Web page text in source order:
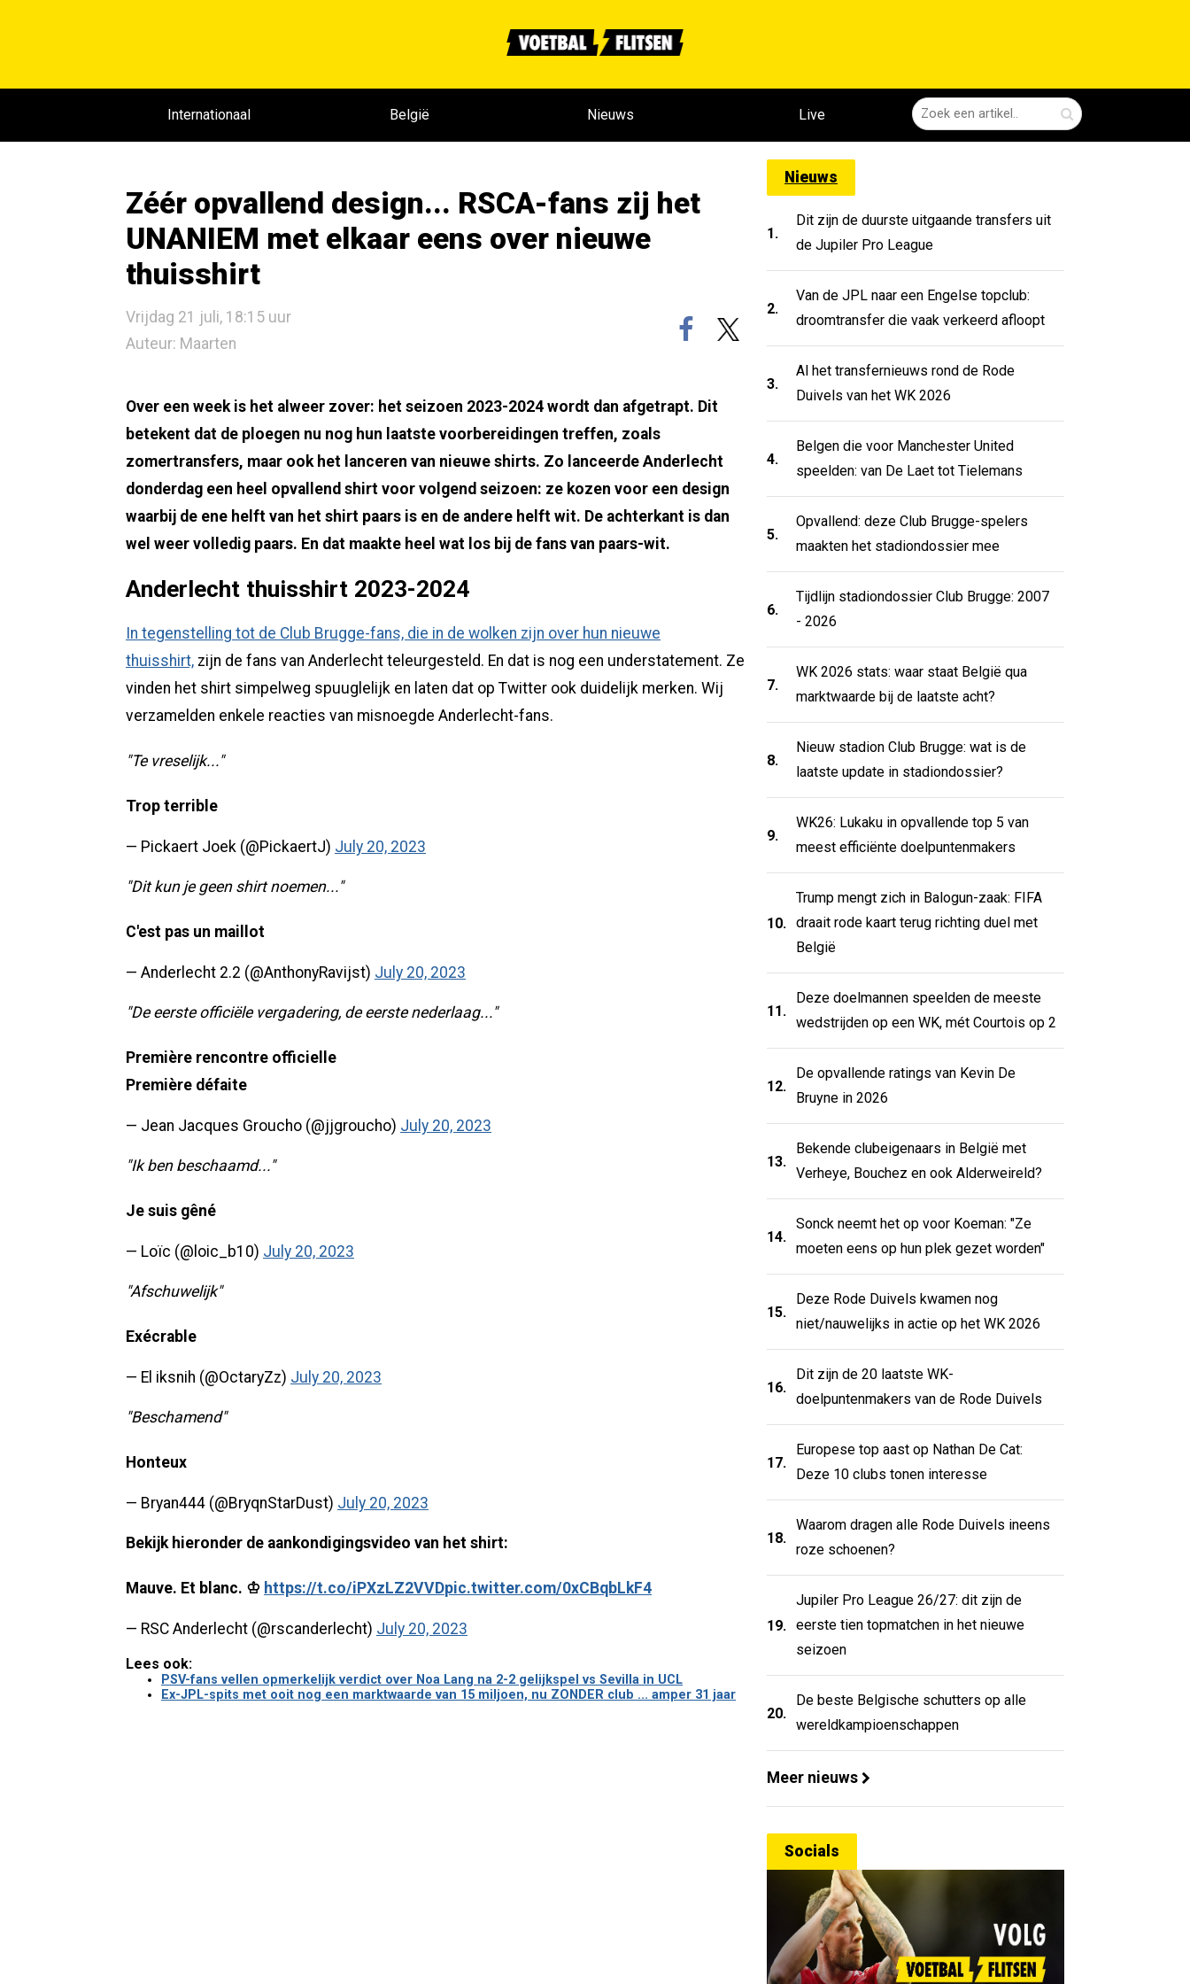
Internationaal België Nieuws Live
Zéér opvallend design... RSCA-fans zij het
UNANIEM met elkaar eens over nieuwe
thuisshirt
Vrijdag 21 juli, 18:15 uur
Auteur: Maarten
Over een week is het alweer zover: het seizoen 2023-2024 wordt dan afgetrapt. Dit
betekent dat de ploegen nu nog hun laatste voorbereidingen treffen, zoals
zomertransfers, maar ook het lanceren van nieuwe shirts. Zo lanceerde Anderlecht
donderdag een heel opvallend shirt voor volgend seizoen: ze kozen voor een design
waarbij de ene helft van het shirt paars is en de andere helft wit. De achterkant is dan
wel weer volledig paars. En dat maakte heel wat los bij de fans van paars-wit.
Anderlecht thuisshirt 2023-2024
In tegenstelling tot de Club Brugge-fans, die in de wolken zijn over hun nieuwe
thuisshirt, zijn de fans van Anderlecht teleurgesteld. En dat is nog een understatement. Ze
vinden het shirt simpelweg spuuglelijk en laten dat op Twitter ook duidelijk merken. Wij
verzamelden enkele reacties van misnoegde Anderlecht-fans.
"Te vreselijk..."
Trop terrible
— Pickaert Joek (@PickaertJ) July 20, 2023
"Dit kun je geen shirt noemen..."
C'est pas un maillot
— Anderlecht 2.2 (@AnthonyRavijst) July 20, 2023
"De eerste officiële vergadering, de eerste nederlaag..."
Première rencontre officielle
Première défaite
— Jean Jacques Groucho (@jjgroucho) July 20, 2023
"Ik ben beschaamd..."
Je suis gêné
— Loïc (@loic_b10) July 20, 2023
"Afschuwelijk"
Exécrable
— El iksnih (@OctaryZz) July 20, 2023
"Beschamend"
Honteux
— Bryan444 (@BryqnStarDust) July 20, 2023
Bekijk hieronder de aankondigingsvideo van het shirt:
Mauve. Et blanc. ♔ https://t.co/iPXzLZ2VVDpic.twitter.com/0xCBqbLkF4
— RSC Anderlecht (@rscanderlecht) July 20, 2023
Lees ook:
PSV-fans vellen opmerkelijk verdict over Noa Lang na 2-2 gelijkspel vs Sevilla in UCL
Ex-JPL-spits met ooit nog een marktwaarde van 15 miljoen, nu ZONDER club ... amper 31 jaar
Nieuws
1.
Dit zijn de duurste uitgaande transfers uit
de Jupiler Pro League
2.
Van de JPL naar een Engelse topclub:
droomtransfer die vaak verkeerd afloopt
3.
Al het transfernieuws rond de Rode
Duivels van het WK 2026
4.
Belgen die voor Manchester United
speelden: van De Laet tot Tielemans
5.
Opvallend: deze Club Brugge-spelers
maakten het stadiondossier mee
6.
Tijdlijn stadiondossier Club Brugge: 2007
- 2026
7.
WK 2026 stats: waar staat België qua
marktwaarde bij de laatste acht?
8.
Nieuw stadion Club Brugge: wat is de
laatste update in stadiondossier?
9.
WK26: Lukaku in opvallende top 5 van
meest efficiënte doelpuntenmakers
10.
Trump mengt zich in Balogun-zaak: FIFA
draait rode kaart terug richting duel met
België
11.
Deze doelmannen speelden de meeste
wedstrijden op een WK, mét Courtois op 2
12.
De opvallende ratings van Kevin De
Bruyne in 2026
13.
Bekende clubeigenaars in België met
Verheye, Bouchez en ook Alderweireld?
14.
Sonck neemt het op voor Koeman: "Ze
moeten eens op hun plek gezet worden"
15.
Deze Rode Duivels kwamen nog
niet/nauwelijks in actie op het WK 2026
16.
Dit zijn de 20 laatste WK-
doelpuntenmakers van de Rode Duivels
17.
Europese top aast op Nathan De Cat:
Deze 10 clubs tonen interesse
18.
Waarom dragen alle Rode Duivels ineens
roze schoenen?
19.
Jupiler Pro League 26/27: dit zijn de
eerste tien topmatchen in het nieuwe
seizoen
20.
De beste Belgische schutters op alle
wereldkampioenschappen
Meer nieuws
Socials